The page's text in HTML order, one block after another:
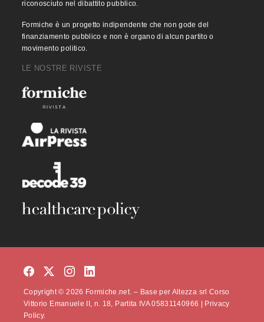
riconosciuto nel dibattito pubblico.
Formiche è un progetto indipendente che non gode del
finanziamento pubblico e non è organo di alcun partito o
movimento politico.
LE NOSTRE RIVISTE
Copyright © 2026 Formiche.net. – Base per Altezza srl Corso
Vittorio Emanuele II, n. 18, Partita IVA 05831140966 |
Privacy
Policy.